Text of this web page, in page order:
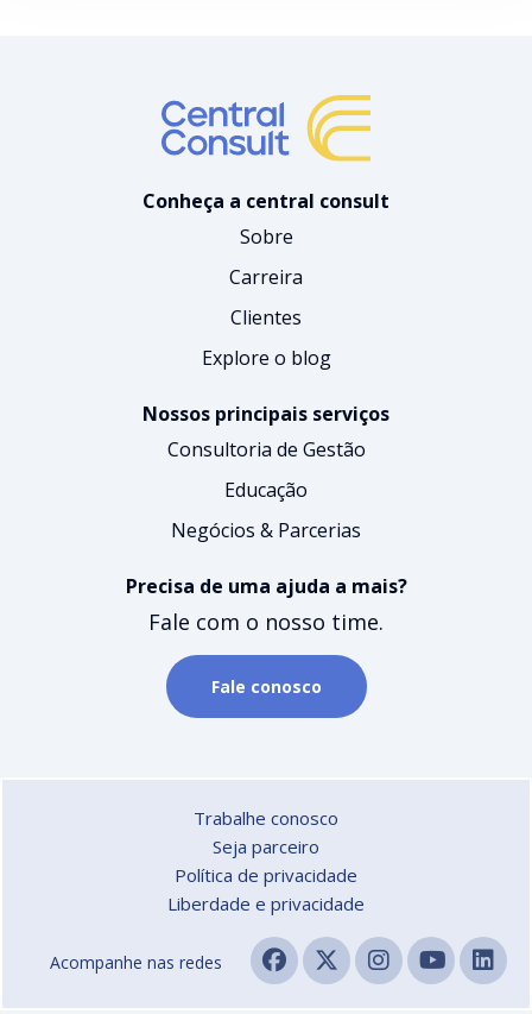
Conheça a central consult
Sobre
Carreira
Clientes
Explore o blog
Nossos principais serviços
Consultoria de Gestão
Educação
Negócios & Parcerias
Precisa de uma ajuda a mais?
Fale com o nosso time.
Fale conosco
Trabalhe conosco
Seja parceiro
Política de privacidade
Liberdade e privacidade
Acompanhe nas redes